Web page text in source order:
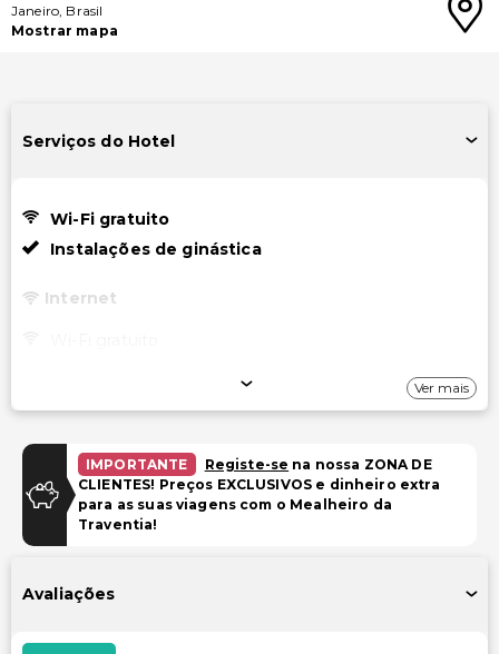
Janeiro, Brasil
Mostrar mapa
Serviços do Hotel
Wi-Fi gratuito
Instalações de ginástica
Internet
Acessibilidade
Sinalização em braille ou elevada
Acessibilidade no quarto (em quartos selecionados)
Caminho acessível para cadeira de rodas
Ver mais
IMPORTANTE Registe-se na nossa ZONA DE
CLIENTES! Preços EXCLUSIVOS e dinheiro extra
para as suas viagens com o Mealheiro da
Traventia!
Avaliações